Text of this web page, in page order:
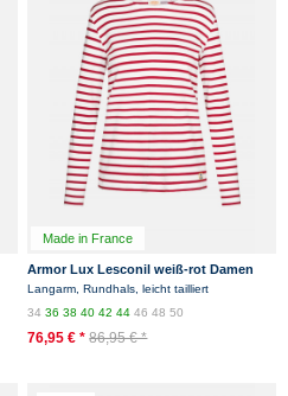
Made in France
Armor Lux Lesconil weiß-rot Damen
Streifenshirt
Langarm, Rundhals, leicht tailliert
343638404244464850
76,95 € * 86,95 € *